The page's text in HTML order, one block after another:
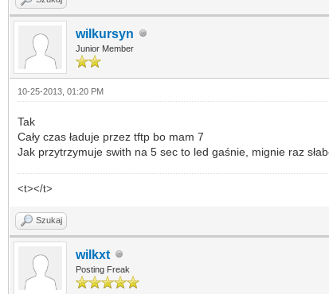
wilkursyn
Junior Member
10-25-2013, 01:20 PM
Tak
Cały czas ładuje przez tftp bo mam 7
Jak przytrzymuje swith na 5 sec to led gaśnie, mignie raz
<t></t>
Szukaj
wilkxt
Posting Freak